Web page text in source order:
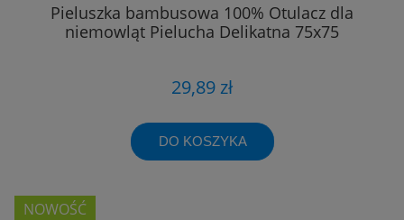
Pieluszka bambusowa 100% Otulacz dla
niemowląt Pielucha Delikatna 75x75
29,89 zł
DO KOSZYKA
NOWOŚĆ